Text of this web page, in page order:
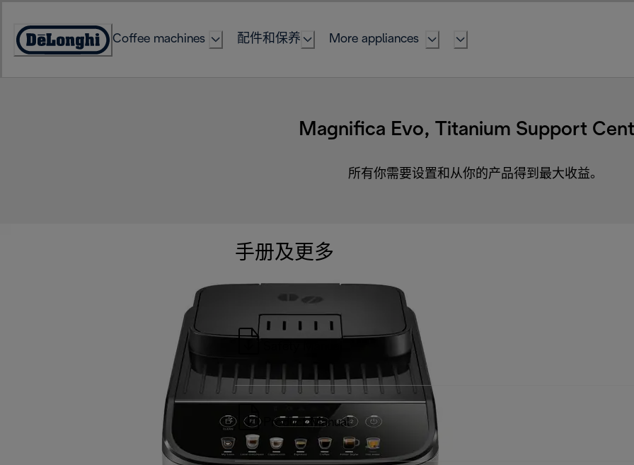
Content
Accessibility
Coffee machines 配件和保养 More appliances
Magnifica Evo, Titanium Support
所有你需要设置和从你的产品得到最大收益。
手册及更多
Product Manual